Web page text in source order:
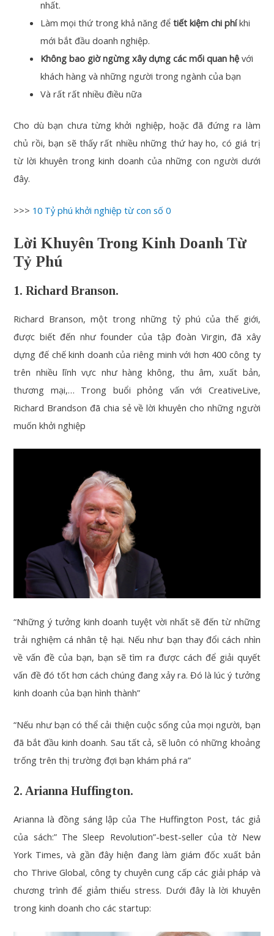
nhất.
Làm mọi thứ trong khả năng đểtiết kiệm chi phíkhi
mới bắt đầu doanh nghiệp.
Không bao giờ ngừng xây dựng các mối quan hệ với
khách hàng và những người trong ngành của bạn
Và rất rất nhiều điều nữa
Cho dù bạn chưa từng khởi nghiệp, hoặc đã đứng ra làm
chủ rồi, bạn sẽ thấy rất nhiều những thứ hay ho, có giá trị
từ lời khuyên trong kinh doanh của những con người dưới
đây.
>>> 10 Tỷ phú khởi nghiệp từ con số 0
Lời Khuyên Trong Kinh Doanh Từ
Tỷ Phú
1. Richard Branson.
Richard Branson, một trong những tỷ phú của thế giới,
được biết đến như founder của tập đoàn Virgin, đã xây
dựng đế chế kinh doanh của riêng minh với hơn 400 công ty
trên nhiều lĩnh vực như hàng không, thu âm, xuất bản,
thương mại,… Trong buổi phỏng vấn với CreativeLive,
Richard Brandson đã chia sẻ về lời khuyên cho những người
muốn khởi nghiệp
“Những ý tưởng kinh doanh tuyệt vời nhất sẽ đến từ những
trải nghiệm cá nhân tệ hại. Nếu như bạn thay đổi cách nhìn
về vấn đề của bạn, bạn sẽ tìm ra được cách để giải quyết
vấn đề đó tốt hơn cách chúng đang xảy ra. Đó là lúc ý tưởng
kinh doanh của bạn hình thành”
“Nếu như bạn có thể cải thiện cuộc sống của mọi người, bạn
đã bắt đầu kinh doanh. Sau tất cả, sẽ luôn có những khoảng
trống trên thị trường đợi bạn khám phá ra”
2. Arianna Huffington.
Arianna là đồng sáng lập của The Huffington Post, tác giả
của sách:” The Sleep Revolution”-best-seller của tờ New
York Times, và gần đây hiện đang làm giám đốc xuất bản
cho Thrive Global, công ty chuyên cung cấp các giải pháp và
chương trình để giảm thiểu stress. Dưới đây là lời khuyên
trong kinh doanh cho các startup: